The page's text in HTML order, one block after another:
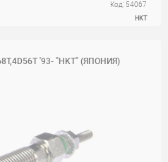
Код: 54067
HKT
'93- "HKT" (ЯПОНИЯ)